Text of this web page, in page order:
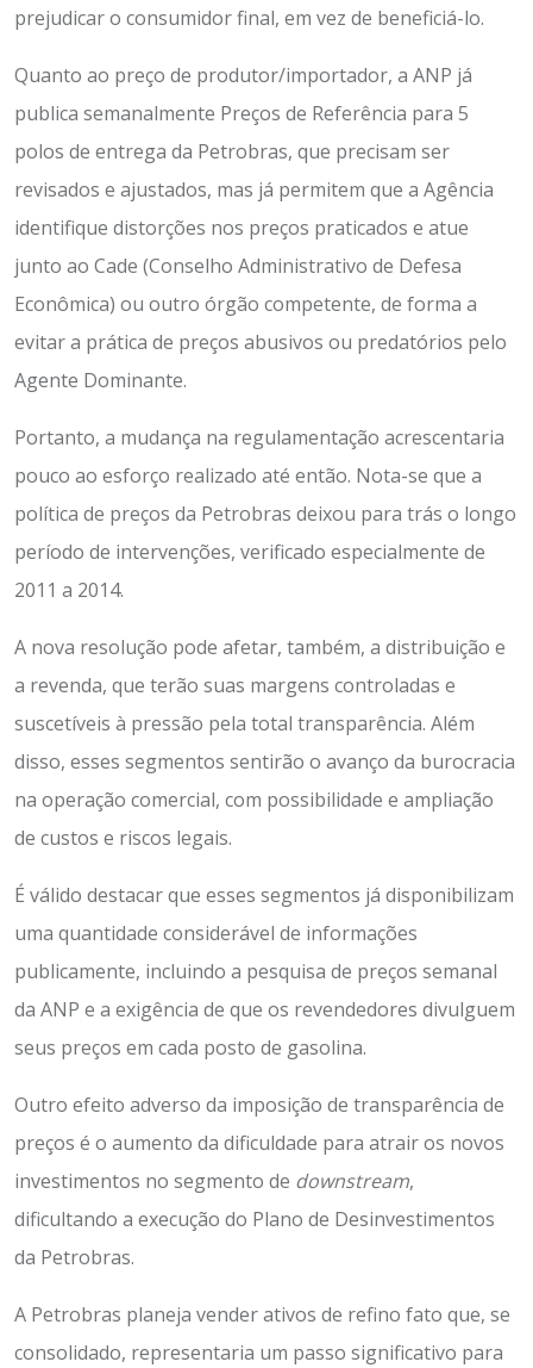
prejudicar o consumidor final, em vez de beneficiá-lo.
Quanto ao preço de produtor/importador, a ANP já
publica semanalmente Preços de Referência para 5
polos de entrega da Petrobras, que precisam ser
revisados e ajustados, mas já permitem que a Agência
identifique distorções nos preços praticados e atue
junto ao Cade (Conselho Administrativo de Defesa
Econômica) ou outro órgão competente, de forma a
evitar a prática de preços abusivos ou predatórios pelo
Agente Dominante.
Portanto, a mudança na regulamentação acrescentaria
pouco ao esforço realizado até então. Nota-se que a
política de preços da Petrobras deixou para trás o longo
período de intervenções, verificado especialmente de
2011 a 2014.
A nova resolução pode afetar, também, a distribuição e
a revenda, que terão suas margens controladas e
suscetíveis à pressão pela total transparência. Além
disso, esses segmentos sentirão o avanço da burocracia
na operação comercial, com possibilidade e ampliação
de custos e riscos legais.
É válido destacar que esses segmentos já disponibilizam
uma quantidade considerável de informações
publicamente, incluindo a pesquisa de preços semanal
da ANP e a exigência de que os revendedores divulguem
seus preços em cada posto de gasolina.
Outro efeito adverso da imposição de transparência de
preços é o aumento da dificuldade para atrair os novos
investimentos no segmento de downstream,
dificultando a execução do Plano de Desinvestimentos
da Petrobras.
A Petrobras planeja vender ativos de refino fato que, se
consolidado, representaria um passo significativo para